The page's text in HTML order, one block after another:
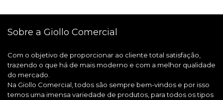
Sobre a Giollo Comercial
Com o objetivo de proporcionar ao cliente total satisfação,
trazendo o que há de mais moderno e com a melhor qualidade
do mercado.
Na Giollo Comercial, todos são sempre bem-vindos e por isso
temos uma imensa variedade de produtos, para todos os tipos